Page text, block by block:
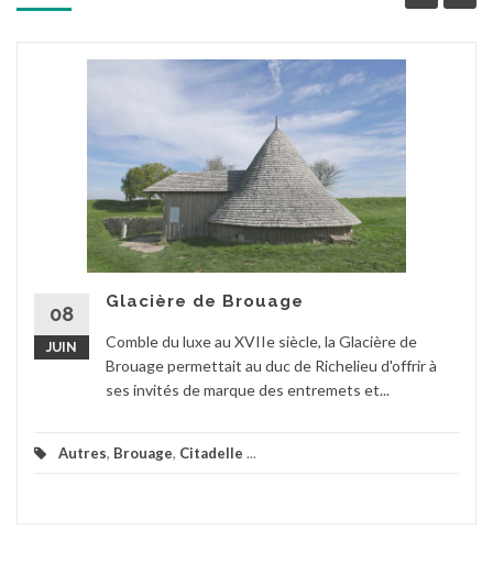
08
JUIN
Glacière de Brouage
Comble du luxe au XVIIe siècle, la Glacière de
Brouage permettait au duc de Richelieu d'offrir à
ses invités de marque des entremets et...
Autres, Brouage, Citadelle ...